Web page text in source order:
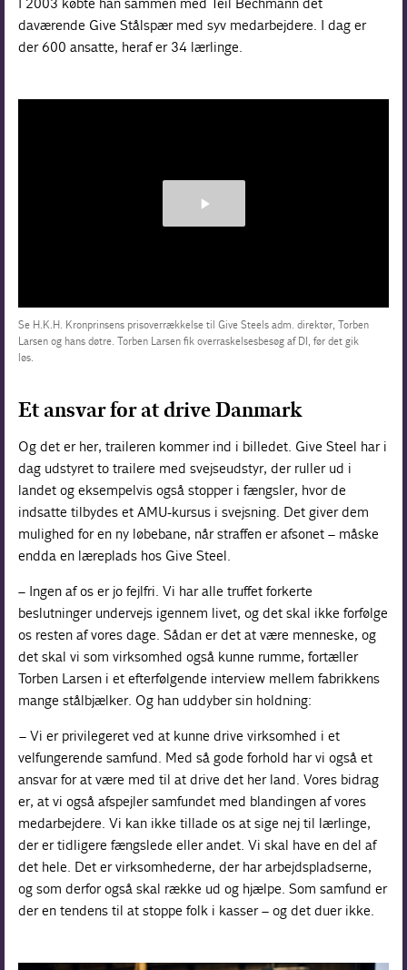
daværende Give Stålspær med syv medarbejdere. I dag er
der 600 ansatte, heraf er 34 lærlinge.
Se H.K.H. Kronprinsens prisoverrækkelse til Give Steels adm. direktør, Torben
Larsen og hans døtre. Torben Larsen fik overraskelsesbesøg af DI, før det gik
løs.
Et ansvar for at drive Danmark
Og det er her, traileren kommer ind i billedet. Give Steel har i
dag udstyret to trailere med svejseudstyr, der ruller ud i
landet og eksempelvis også stopper i fængsler, hvor de
indsatte tilbydes et AMU-kursus i svejsning. Det giver dem
mulighed for en ny løbebane, når straffen er afsonet – måske
endda en læreplads hos Give Steel.
– Ingen af os er jo fejlfri. Vi har alle truffet forkerte
beslutninger undervejs igennem livet, og det skal ikke forfølge
os resten af vores dage. Sådan er det at være menneske, og
det skal vi som virksomhed også kunne rumme, fortæller
Torben Larsen i et efterfølgende interview mellem fabrikkens
mange stålbjælker. Og han uddyber sin holdning:
– Vi er privilegeret ved at kunne drive virksomhed i et
velfungerende samfund. Med så gode forhold har vi også et
ansvar for at være med til at drive det her land. Vores bidrag
er, at vi også afspejler samfundet med blandingen af vores
medarbejdere. Vi kan ikke tillade os at sige nej til lærlinge,
der er tidligere fængslede eller andet. Vi skal have en del af
det hele. Det er virksomhederne, der har arbejdspladserne,
og som derfor også skal række ud og hjælpe. Som samfund er
der en tendens til at stoppe folk i kasser – og det duer ikke.